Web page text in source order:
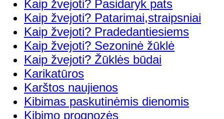
Kaip žvejoti? Pasidaryk pats
Kaip žvejoti? Patarimai,straipsniai
Kaip žvejoti? Pradedantiesiems
Kaip žvejoti? Sezoninė žūklė
Kaip žvejoti? Žūklės būdai
Karikatūros
Karštos naujienos
Kibimas paskutinėmis dienomis
Kibimo prognozės